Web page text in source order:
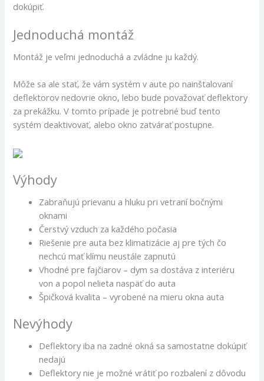
dokúpiť.
Jednoduchá montáž
Montáž je veľmi jednoduchá a zvládne ju každý.
Môže sa ale stať, že vám systém v aute po nainštalovaní
deflektorov nedovrie okno, lebo bude považovať deflektory
za prekážku. V tomto prípade je potrebné buď tento
systém deaktivovať, alebo okno zatvárať postupne.
Výhody
Zabraňujú prievanu a hluku pri vetraní bočnými
oknami
Čerstvý vzduch za každého počasia
Riešenie pre auta bez klimatizácie aj pre tých čo
nechcú mať klímu neustále zapnutú
Vhodné pre fajčiarov – dym sa dostáva z interiéru
von a popol nelieta naspäť do auta
Špičková kvalita – vyrobené na mieru okna auta
Nevýhody
Deflektory iba na zadné okná sa samostatne dokúpiť
nedajú
Deflektory nie je možné vrátiť po rozbalení z dôvodu